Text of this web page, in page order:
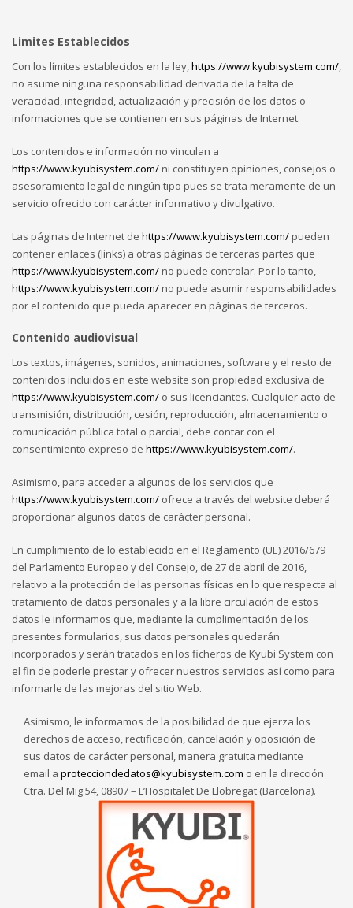
Limites Establecidos
Con los límites establecidos en la ley, https://www.kyubisystem.com/
no asume ninguna responsabilidad derivada de la falta de
veracidad, integridad, actualización y precisión de los datos o
informaciones que se contienen en sus páginas de Internet.
Los contenidos e información no vinculan a
https://www.kyubisystem.com/ni constituyen opiniones, consejos o
asesoramiento legal de ningún tipo pues se trata meramente de un
servicio ofrecido con carácter informativo y divulgativo.
Las páginas de Internet de https://www.kyubisystem.com/pueden
contener enlaces (links) a otras páginas de terceras partes que
https://www.kyubisystem.com/no puede controlar. Por lo tanto,
https://www.kyubisystem.com/no puede asumir responsabilidades
por el contenido que pueda aparecer en páginas de terceros.
Contenido audiovisual
Los textos, imágenes, sonidos, animaciones, software y el resto de
contenidos incluidos en este website son propiedad exclusiva de
https://www.kyubisystem.com/ o sus licenciantes. Cualquier acto de
transmisión, distribución, cesión, reproducción, almacenamiento o
comunicación pública total o parcial, debe contar con el
consentimiento expreso de https://www.kyubisystem.com/.
Asimismo, para acceder a algunos de los servicios que
https://www.kyubisystem.com/ ofrece a través del website deberá
proporcionar algunos datos de carácter personal.
En cumplimiento de lo establecido en el Reglamento (UE) 2016/679
del Parlamento Europeo y del Consejo, de 27 de abril de 2016,
relativo a la protección de las personas físicas en lo que respecta al
tratamiento de datos personales y a la libre circulación de estos
datos le informamos que, mediante la cumplimentación de los
presentes formularios, sus datos personales quedarán
incorporados y serán tratados en los ficheros de Kyubi System con
el fin de poderle prestar y ofrecer nuestros servicios así como para
informarle de las mejoras del sitio Web.
Asimismo, le informamos de la posibilidad de que ejerza los
derechos de acceso, rectificación, cancelación y oposición de
sus datos de carácter personal, manera gratuita mediante
email a protecciondedatos@kyubisystem.com o en la dirección
Ctra. Del Mig 54, 08907 – L’Hospitalet De Llobregat (Barcelona).